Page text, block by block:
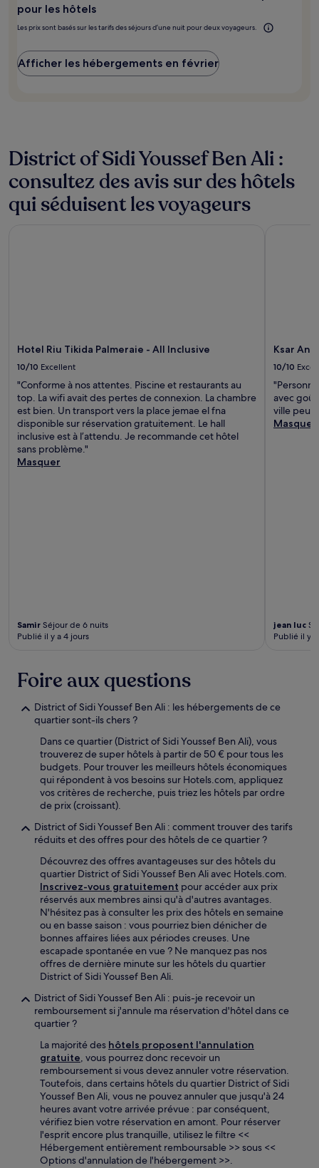
pour
2 adultes.
Les
conditions
supplémentaires
peuvent
s’appliquer.
moment
y
pour les hôtels
Les prix sont basés sur les tarifs des séjours d’une nuit pour deux voyageurs.
Afficher les hébergements en février
District of Sidi Youssef Ben Ali :
consultez des avis sur des hôtels
qui séduisent les voyageurs
Hotel Riu Tikida Palmeraie - All Inclusive
10/10 Excellent
"Conforme à nos attentes. Piscine et restaurants au
top. La wifi avait des pertes de connexion. La chambre
est bien. Un transport vers la place jemae el fna
disponible sur réservation gratuitement. Le hall
inclusive est à l’attendu. Je recommande cet hôtel
sans problème."
Masquer
Samir Séjour de 6 nuits
Publié il y a 4 jours
Ksar
10/10
avec
ville
Masquer
jean luc
Publié il y
Foire aux questions
District of Sidi Youssef Ben Ali : les hébergements de ce
quartier sont-ils chers ?
Dans ce quartier (District of Sidi Youssef Ben Ali), vous
trouverez de super hôtels à partir de 50 € pour tous les
budgets. Pour trouver les meilleurs hôtels économiques
qui répondent à vos besoins sur Hotels.com, appliquez
vos critères de recherche, puis triez les hôtels par ordre
de prix (croissant).
District of Sidi Youssef Ben Ali : comment trouver des tarifs
réduits et des offres pour des hôtels de ce quartier ?
Découvrez des offres avantageuses sur des hôtels du
quartier District of Sidi Youssef Ben Ali avec Hotels.com.
Inscrivez-vous gratuitement pour accéder aux prix
réservés aux membres ainsi qu'à d'autres avantages.
N'hésitez pas à consulter les prix des hôtels en semaine
ou en basse saison : vous pourriez bien dénicher de
bonnes affaires liées aux périodes creuses. Une
escapade spontanée en vue ? Ne manquez pas nos
offres de dernière minute sur les hôtels du quartier
District of Sidi Youssef Ben Ali.
District of Sidi Youssef Ben Ali : puis-je recevoir un
remboursement si j'annule ma réservation d'hôtel dans ce
quartier ?
La majorité des hôtels proposent l'annulation
gratuite, vous pourrez donc recevoir un
remboursement si vous devez annuler votre réservation.
Toutefois, dans certains hôtels du quartier District of Sidi
Youssef Ben Ali, vous ne pouvez annuler que jusqu'à 24
heures avant votre arrivée prévue : par conséquent,
vérifiez bien votre réservation en amont. Pour réserver
l'esprit encore plus tranquille, utilisez le filtre <<
Hébergement entièrement remboursable >> sous <<
Options d'annulation de l'hébergement >>.